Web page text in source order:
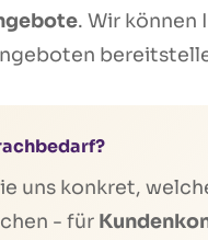
. Wir können
uns konkret,
- für